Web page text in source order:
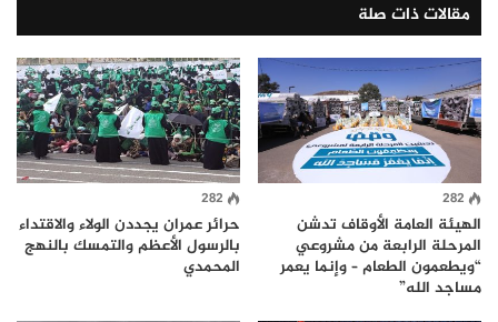
مقالات ذات صلة
282
الهيئة العامة الأوقاف تدشن
المرحلة الرابعة من مشروعي
“ويطعمون الطعام – وإنما يعمر
مساجد الله”
282
حرائر عمران يجددن الولاء والاقتداء
بالرسول الأعظم والتمسك بالنهج
المحمدي